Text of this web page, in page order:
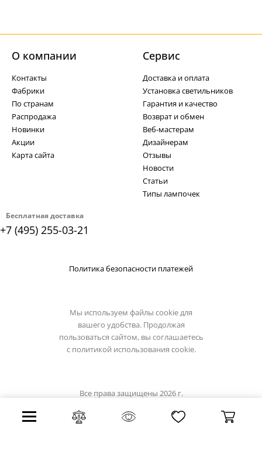
Бесплатная доставка
+7 (495) 255-03-21
О компании
Контакты
Фабрики
По странам
Распродажа
Новинки
Акции
Карта сайта
Cервис
Доставка и оплата
Установка светильников
Гарантия и качество
Возврат и обмен
Веб-мастерам
Дизайнерам
Отзывы
Новости
Статьи
Типы лампочек
Политика безопасности платежей
Мы используем файлы cookie для
вашего удобства. Продолжая
пользоваться сайтом, вы соглашаетесь
с политикой использования cookie.
Все права защищены 2026 г.